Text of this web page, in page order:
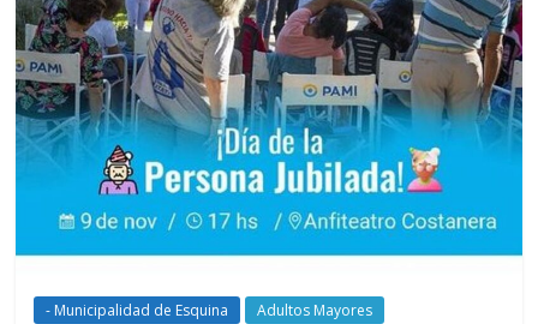
- Municipalidad de Esquina Adultos Mayores